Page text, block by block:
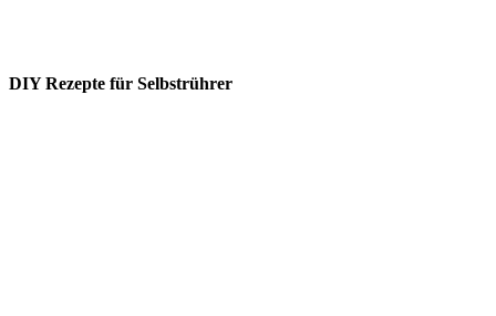
DIY Rezepte für Selbstrührer